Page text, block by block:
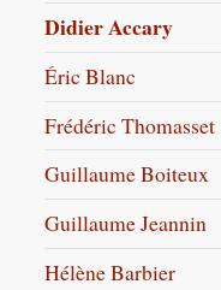
Didier Accary
Éric Blanc
Frédéric Thomasset
Guillaume Boiteux
Guillaume Jeannin
Hélène Barbier